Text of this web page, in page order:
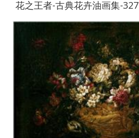
花之王者-古典花卉油画集-327